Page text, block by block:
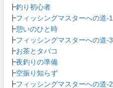
┣釣り初心者
┣フィッシングマスターへの道-1
┣憩いのひと時
┣フィッシングマスターへの道-3
┣お茶とタバコ
┣夜釣りの準備
┣空振り知らず
┣フィッシングマスターへの道-2